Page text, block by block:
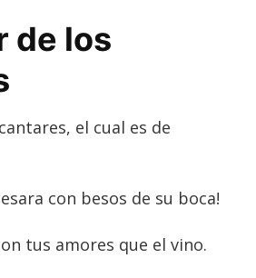
de los
el cual es de
con besos de su boca!
tus amores que el vino.